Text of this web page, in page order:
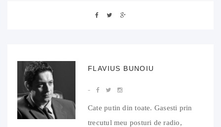
FLAVIUS BUNOIU
Cate putin din toate. Gasesti prin
trecutul meu posturi de radio,